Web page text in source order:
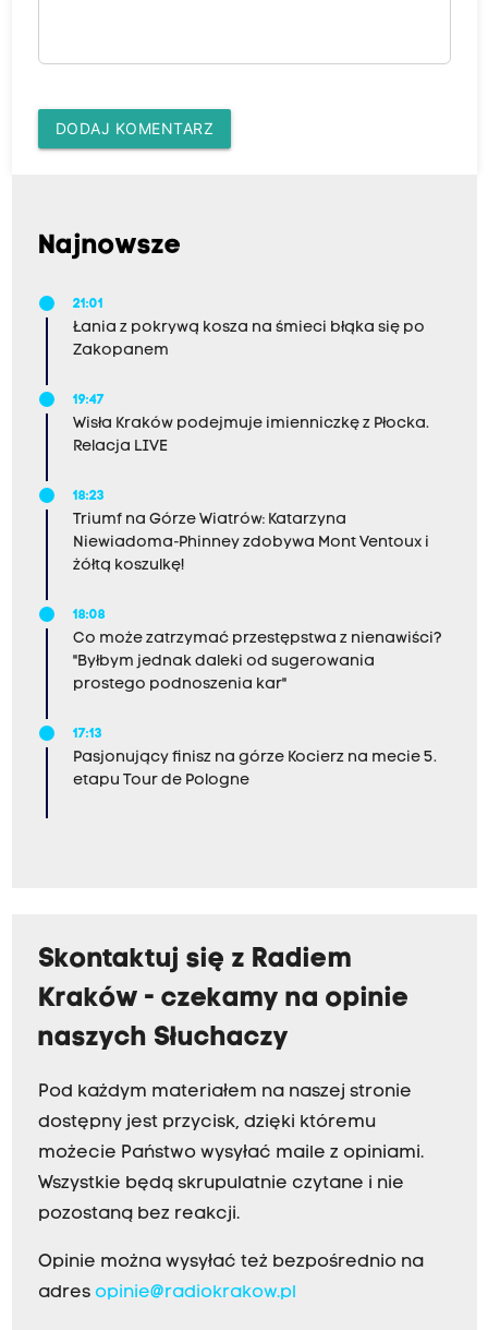
DODAJ KOMENTARZ
Najnowsze
21:01
Łania z pokrywą kosza na śmieci błąka się po
Zakopanem
19:47
Wisła Kraków podejmuje imienniczkę z Płocka.
Relacja LIVE
18:23
Triumf na Górze Wiatrów: Katarzyna
Niewiadoma-Phinney zdobywa Mont Ventoux i
żółtą koszulkę!
18:08
Co może zatrzymać przestępstwa z nienawiści?
"Byłbym jednak daleki od sugerowania
prostego podnoszenia kar"
17:13
Pasjonujący finisz na górze Kocierz na mecie 5.
etapu Tour de Pologne
Skontaktuj się z Radiem
Kraków - czekamy na opinie
naszych Słuchaczy
Pod każdym materiałem na naszej stronie
dostępny jest przycisk, dzięki któremu
możecie Państwo wysyłać maile z opiniami.
Wszystkie będą skrupulatnie czytane i nie
pozostaną bez reakcji.
Opinie można wysyłać też bezpośrednio na
adres opinie@radiokrakow.pl